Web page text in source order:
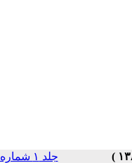
جلد ۱ شماره ۱ صفحات ۲۳-۱۳